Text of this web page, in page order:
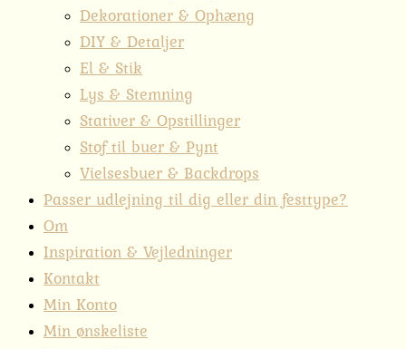
Dekorationer & Ophæng
DIY & Detaljer
El & Stik
Lys & Stemning
Stativer & Opstillinger
Stof til buer & Pynt
Vielsesbuer & Backdrops
Passer udlejning til dig eller din festtype?
Om
Inspiration & Vejledninger
Kontakt
Min Konto
Min ønskeliste